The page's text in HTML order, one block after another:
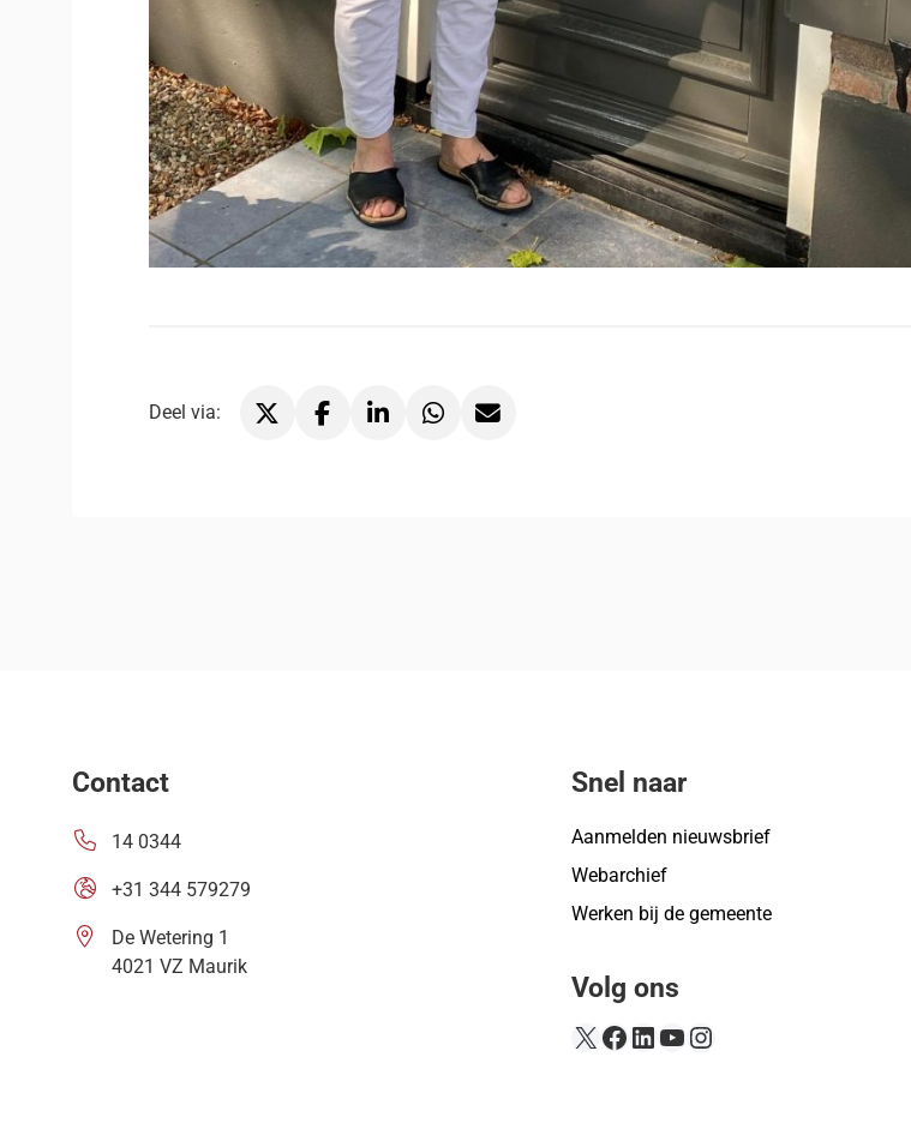
Deel via:
Contact
14 0344
+31 344 579279
De Wetering 1
4021 VZ Maurik
Snel naar
Aanmelden nieuwsbrief
Webarchief
Werken bij de gemeente
Volg ons
X Facebook
LinkedIn
YouTube
Instagram